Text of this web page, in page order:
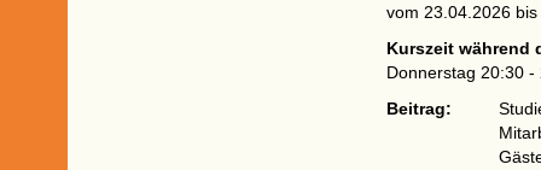
vom 23.04.2026
Kurszeit während
Donnerstag 20:30 -
Beitrag: